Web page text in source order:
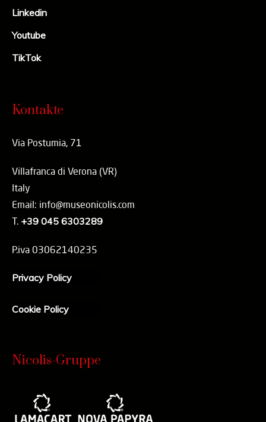
Linkedin
Youtube
TikTok
Kontakte
Via Postumia, 71
Villafranca di Verona (VR)
Italy
Email: info@museonicolis.com
T. +39 045 6303289
P.iva 03062140235
Privacy Policy
Cookie Policy
Nicolis-Gruppe